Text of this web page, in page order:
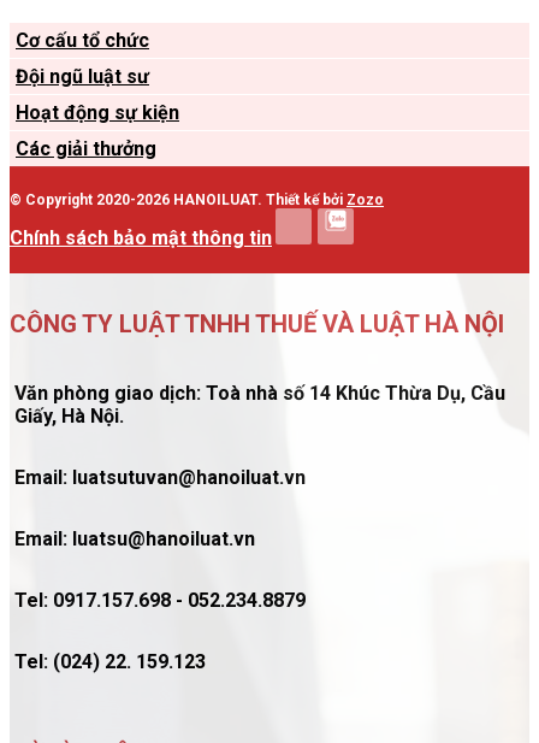
Cơ cấu tổ chức
Đội ngũ luật sư
Hoạt động sự kiện
Các giải thưởng
© Copyright 2020-2026 HANOILUAT. Thiết kế bởi Zozo
Chính sách bảo mật thông tin
CÔNG TY LUẬT TNHH THUẾ VÀ LUẬT HÀ NỘI
Văn phòng giao dịch: Toà nhà số 14 Khúc Thừa Dụ, Cầu
Giấy, Hà Nội.
Email: luatsutuvan@hanoiluat.vn
Email: luatsu@hanoiluat.vn
Tel: 0917.157.698 - 052.234.8879
Tel: (024) 22. 159.123